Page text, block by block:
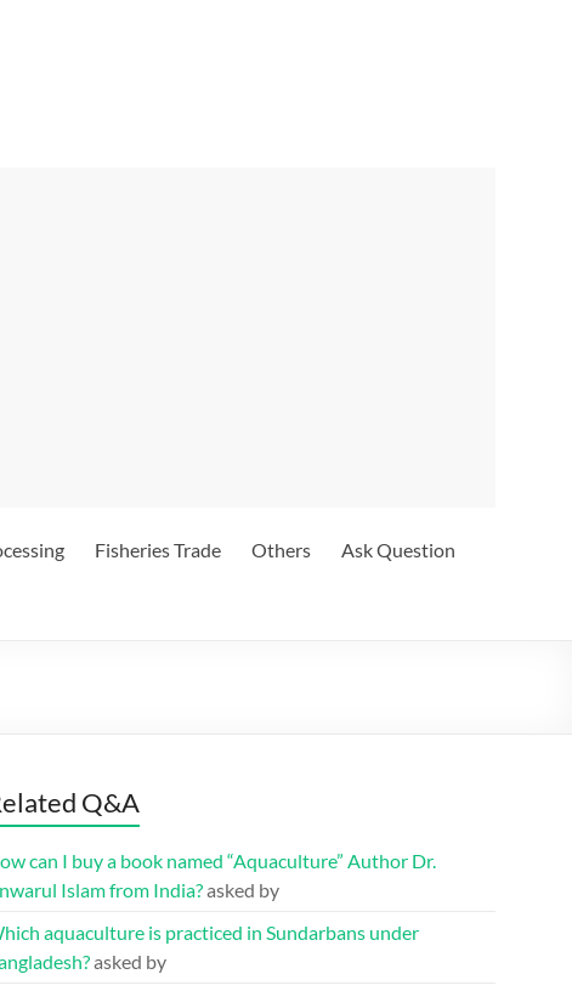
Fisheries Trade Others
Ask Question
Q&A
can I buy a book named “Aquaculture” Author Dr.
Islam from India?asked by
aquaculture is practiced in Sundarbans under
asked by